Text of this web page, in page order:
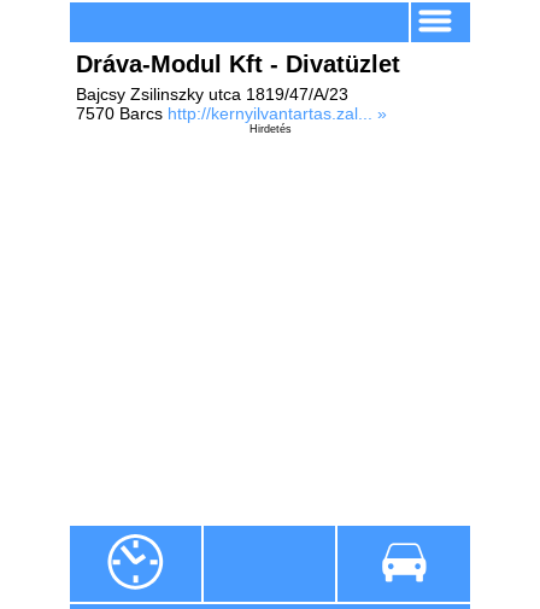
Dráva-Modul Kft - Divatüzlet
Bajcsy Zsilinszky utca 1819/47/A/23
7570 Barcs http://kernyilvantartas.zal... »
Hirdetés